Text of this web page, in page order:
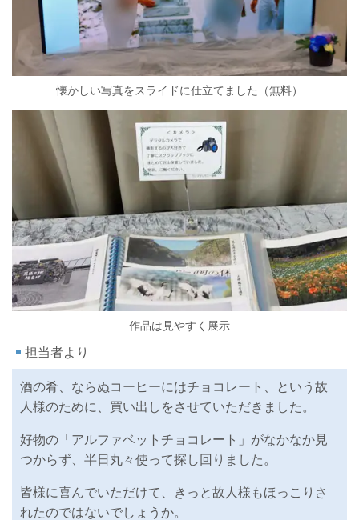
懐かしい写真をスライドに仕立てました（無料）
作品は見やすく展示
担当者より
酒の肴、ならぬコーヒーにはチョコレート、という故
人様のために、買い出しをさせていただきました。
好物の「アルファベットチョコレート」がなかなか見
つからず、半日丸々使って探し回りました。
皆様に喜んでいただけて、きっと故人様もほっこりさ
れたのではないでしょうか。